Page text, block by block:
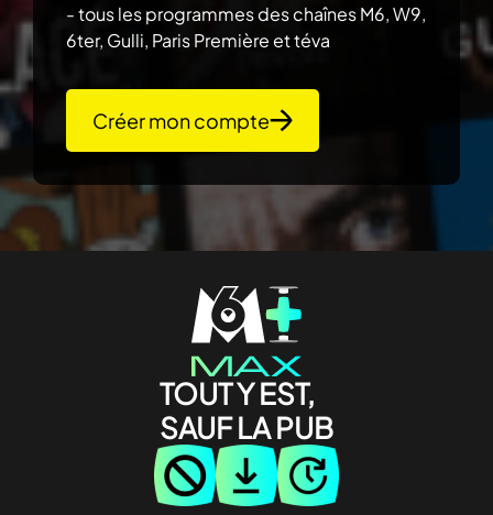
- tous les programmes des chaînes M6, W9,
6ter, Gulli, Paris Première et téva
Créer mon compte
TOUT Y EST,
SAUF LA PUB